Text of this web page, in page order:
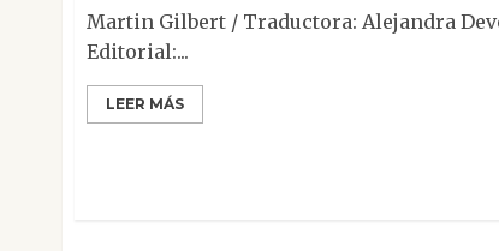
Martin Gilbert / Traductora: Alejandra
Editorial:...
LEER MÁS